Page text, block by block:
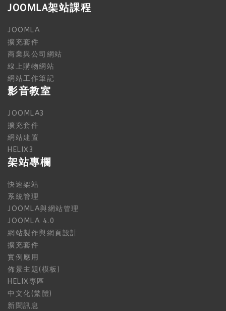
JOOMLA架站課程
JOOMLA
擴充套件
商業與公司網站
線上購物網站
網站工作筆記
影音教室
JOOMLA3
擴充套件
網站建置
HELIX3
架站專欄
快速架站
系統管理
JOOMLA與網站管理
JOOMLA 4.0
網站製作與網頁設計
擴充套件
實例應用
佈景主題(模板)
HELIX專區
中文化(繁體)
新聞訊息